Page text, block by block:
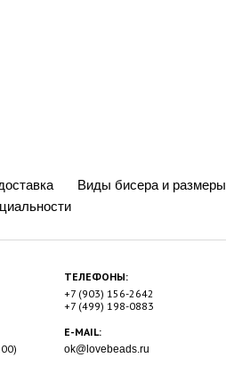
Виды бисера и размеры
ТЕЛЕФОНЫ:
+7 (903) 156-2642
+7 (499) 198-0883
E-MAIL:
ok@lovebeads.ru